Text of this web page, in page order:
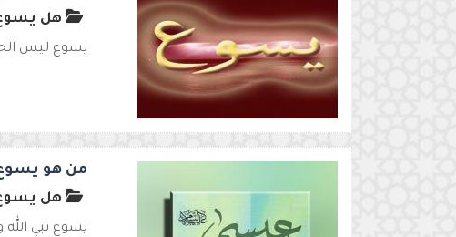
هل يسوع
يسوع ليس
من هو
هل يسوع
يسوع نبي